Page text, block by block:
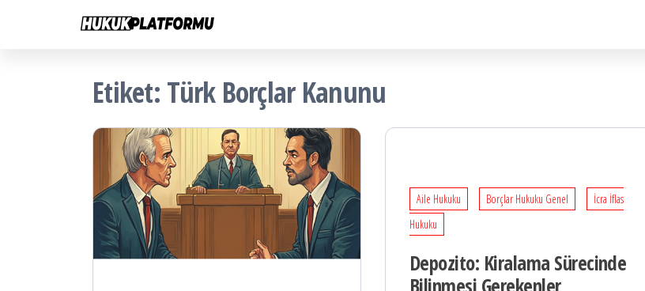
Etiket: Türk Borçlar Kanunu
Aile Hukuku Borçlar Hukuku Genel
İcra İflas
Hukuku
Depozito: Kiralama Sürecinde
Bilinmesi Gerekenler